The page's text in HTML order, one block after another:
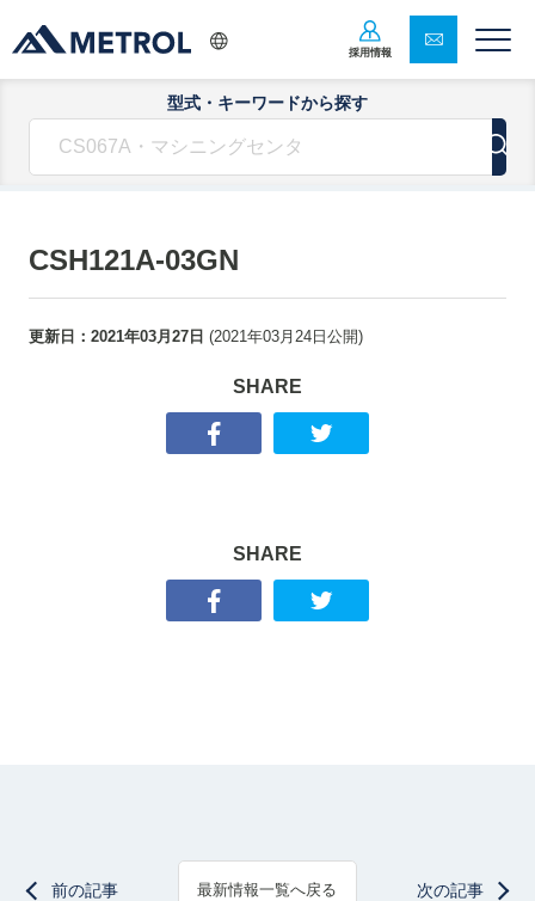
採用情報
型式・キーワードから探す
CSH121A-03GN
更新日： 2021年03月27日 (2021年03月24日 公開)
SHARE
SHARE
前の記事 最新情報一覧へ戻る 次の記事